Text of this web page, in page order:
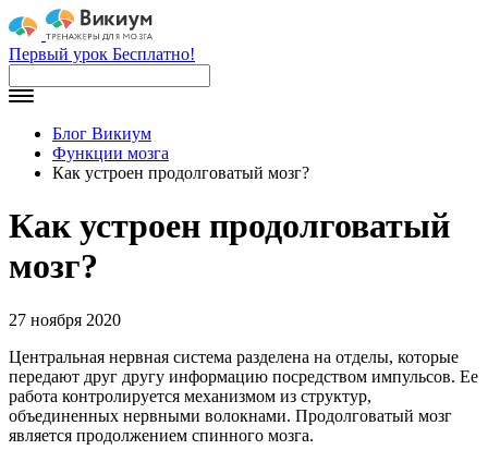
Первый урок Бесплатно!
Блог Викиум
Функции мозга
Как устроен продолговатый мозг?
Как устроен продолговатый
мозг?
27 ноября 2020
Центральная нервная система разделена на отделы, которые
передают друг другу информацию посредством импульсов. Ее
работа контролируется механизмом из структур,
объединенных нервными волокнами. Продолговатый мозг
является продолжением спинного мозга.